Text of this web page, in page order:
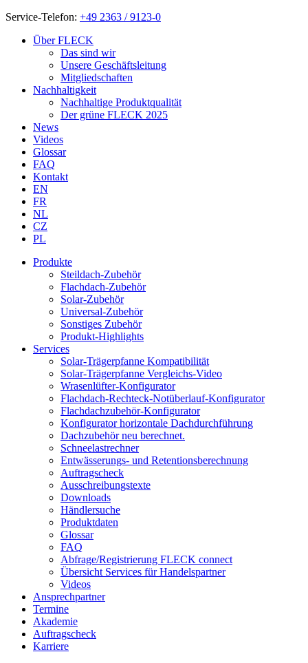
Service-Telefon: +49 2363 / 9123-0
Über FLECK
Das sind wir
Unsere Geschäftsleitung
Mitgliedschaften
Nachhaltigkeit
Nachhaltige Produktqualität
Der grüne FLECK 2025
News
Videos
Glossar
FAQ
Kontakt
EN
FR
NL
CZ
PL
Produkte
Steildach-Zubehör
Flachdach-Zubehör
Solar-Zubehör
Universal-Zubehör
Sonstiges Zubehör
Produkt-Highlights
Services
Solar-Trägerpfanne Kompatibilität
Solar-Trägerpfanne Vergleichs-Video
Wrasenlüfter-Konfigurator
Flachdach-Rechteck-Notüberlauf-Konfigurator
Flachdachzubehör-Konfigurator
Konfigurator horizontale Dachdurchführung
Dachzubehör neu berechnet.
Schneelastrechner
Entwässerungs- und Retentionsberechnung
Auftragscheck
Ausschreibungstexte
Downloads
Händlersuche
Produktdaten
Glossar
FAQ
Abfrage/Registrierung FLECK connect
Übersicht Services für Handelspartner
Videos
Ansprechpartner
Termine
Akademie
Auftragscheck
Karriere